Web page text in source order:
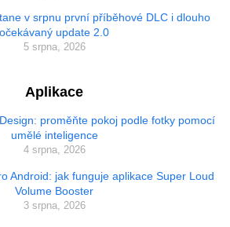
v srpnu první příběhové DLC i dlouho
očekávaný update 2.0
5 srpna, 2026
Aplikace
proměňte pokoj podle fotky pomocí
umělé inteligence
4 srpna, 2026
Android: jak funguje aplikace Super Loud
Volume Booster
3 srpna, 2026